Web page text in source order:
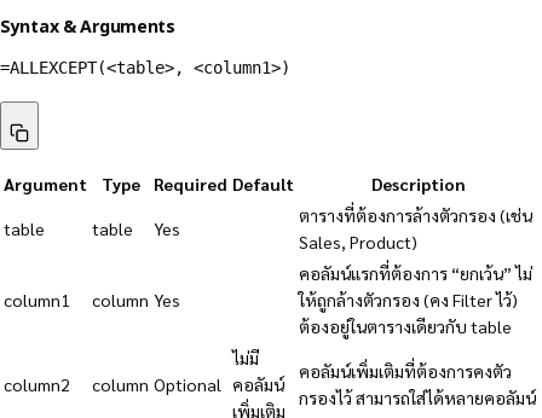
Syntax & Arguments
=ALLEXCEPT(<table>, <column1>)
Argument Type Required Default Description
table table Yes
ตารางที่ต้องการล้างตัวกรอง (เช่น
Sales, Product)
column1 column Yes
คอลัมน์แรกที่ต้องการ “ยกเว้น” ไม่
ให้ถูกล้างตัวกรอง (คง Filter ไว้)
ต้องอยู่ในตารางเดียวกับ table
column2 column Optional
ไม่มี
คอลัมน์
เพิ่มเติม
คอลัมน์เพิ่มเติมที่ต้องการคงตัว
กรองไว้ สามารถใส่ได้หลายคอลัมน์